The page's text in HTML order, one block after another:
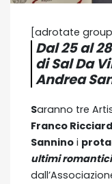
[adrotate
Dal 25 al
di Sal Da
Andrea
Saranno tre
Franco
Sannino i
ultimi romantici